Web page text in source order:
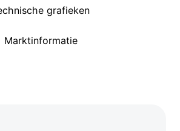
grafieken
Marktinformatie